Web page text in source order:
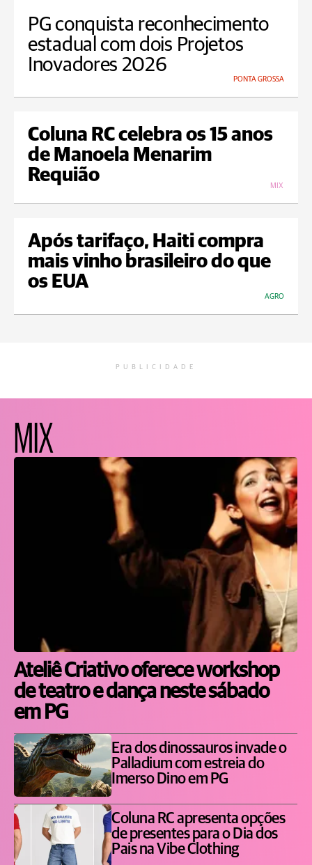
PG conquista reconhecimento
estadual com dois Projetos
Inovadores 2026
PONTA GROSSA
Coluna RC celebra os 15 anos
de Manoela Menarim
Requião
MIX
Após tarifaço, Haiti compra
mais vinho brasileiro do que
os EUA
AGRO
PUBLICIDADE
MIX
Ateliê Criativo oferece workshop
de teatro e dança neste sábado
em PG
Era dos dinossauros invade o
Palladium com estreia do
Imerso Dino em PG
Coluna RC apresenta opções
de presentes para o Dia dos
Pais na Vibe Clothing